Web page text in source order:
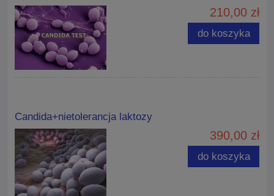
210,00 zł
do koszyka
Candida+nietolerancja laktozy
390,00 zł
do koszyka